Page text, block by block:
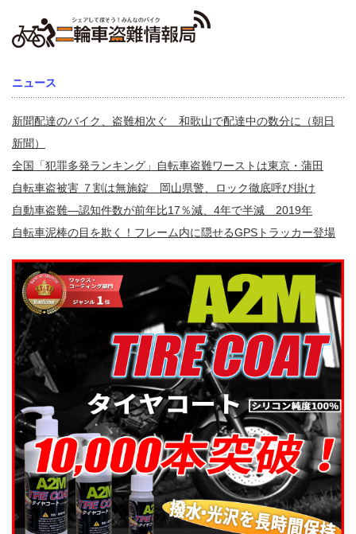
ニュース
新聞配達のバイク、盗難相次ぐ 和歌山で配達中の数分に（朝日
新聞）
全国「犯罪多発ランキング」自転車盗難ワーストは東京・蒲田
自転車盗被害 ７割は無施錠 岡山県警、ロック徹底呼び掛け
自動車盗難—認知件数が前年比17％減、4年で半減 2019年
自転車泥棒の目を欺く！フレーム内に隠せるGPSトラッカー登場